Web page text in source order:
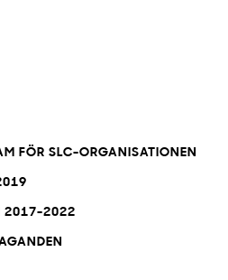
FÖR SLC-ORGANISATIONEN
2017-2022